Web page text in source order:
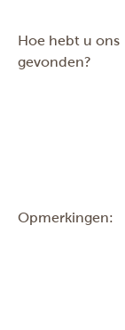
Hoe hebt u ons
gevonden?
Opmerkingen: